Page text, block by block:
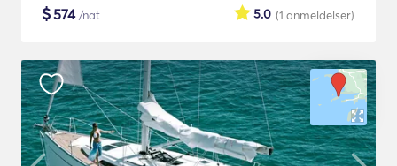
$574/nat (1 anmeldelser)
5.0